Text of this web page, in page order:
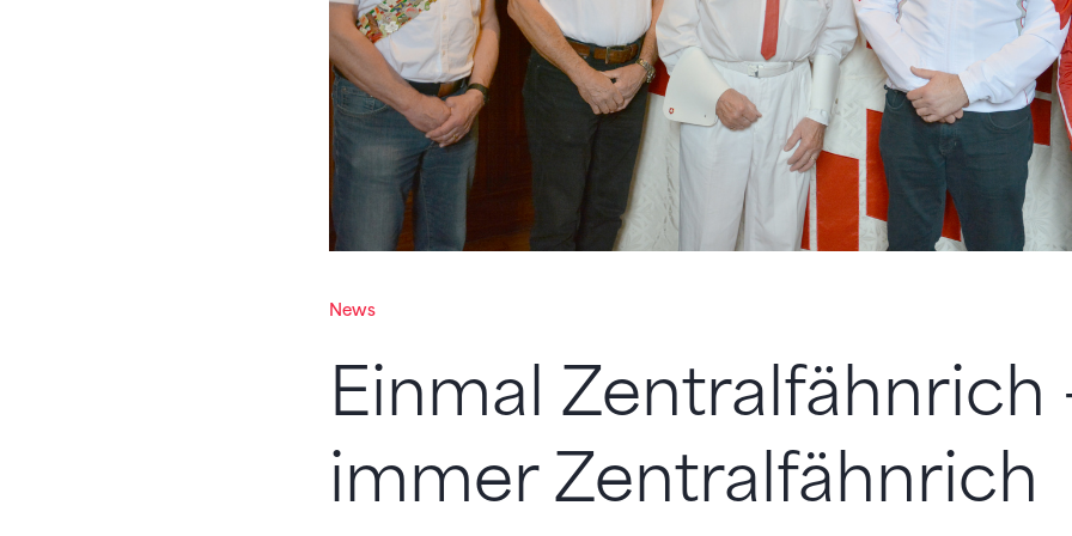
News
Einmal Zentralfähnrich
immer Zentralfähnrich